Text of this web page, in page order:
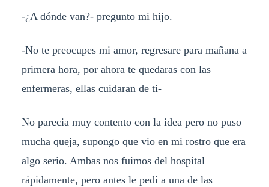
-¿A dónde van?- pregunto mi hijo.
-No te preocupes mi amor, regresare para mañana a
primera hora, por ahora te quedaras con las
enfermeras, ellas cuidaran de ti-
No parecia muy contento con la idea pero no puso
mucha queja, supongo que vio en mi rostro que era
algo serio. Ambas nos fuimos del hospital
rápidamente, pero antes le pedí a una de las